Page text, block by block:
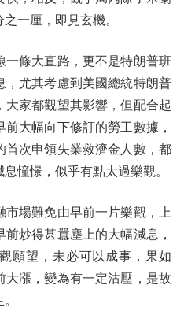
一厘，即見玄機。
條大直路，更不是特朗普班
，尤其考慮到美國總統特朗普
大家都觀望其影響，但配合起
大幅向下修訂的勞工數據，
首次申領失業救濟金人數，都
憧憬，似乎有點太過樂觀。
場難免由早前一片樂觀，上
炒得甚囂塵上的大幅減息，
願望，未必可以成事，果如
大漲，變為有一定沽壓，是故